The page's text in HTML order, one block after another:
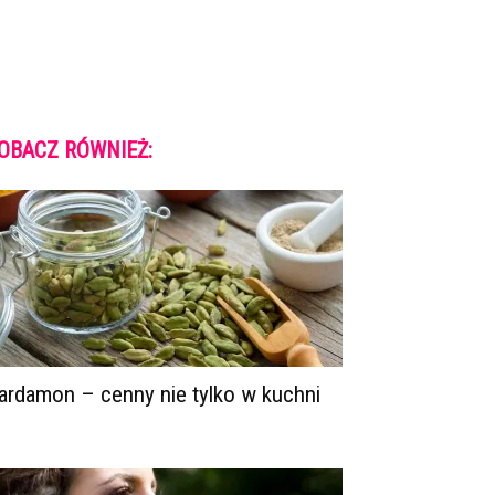
RÓWNIEŻ:
– cenny nie tylko w kuchni